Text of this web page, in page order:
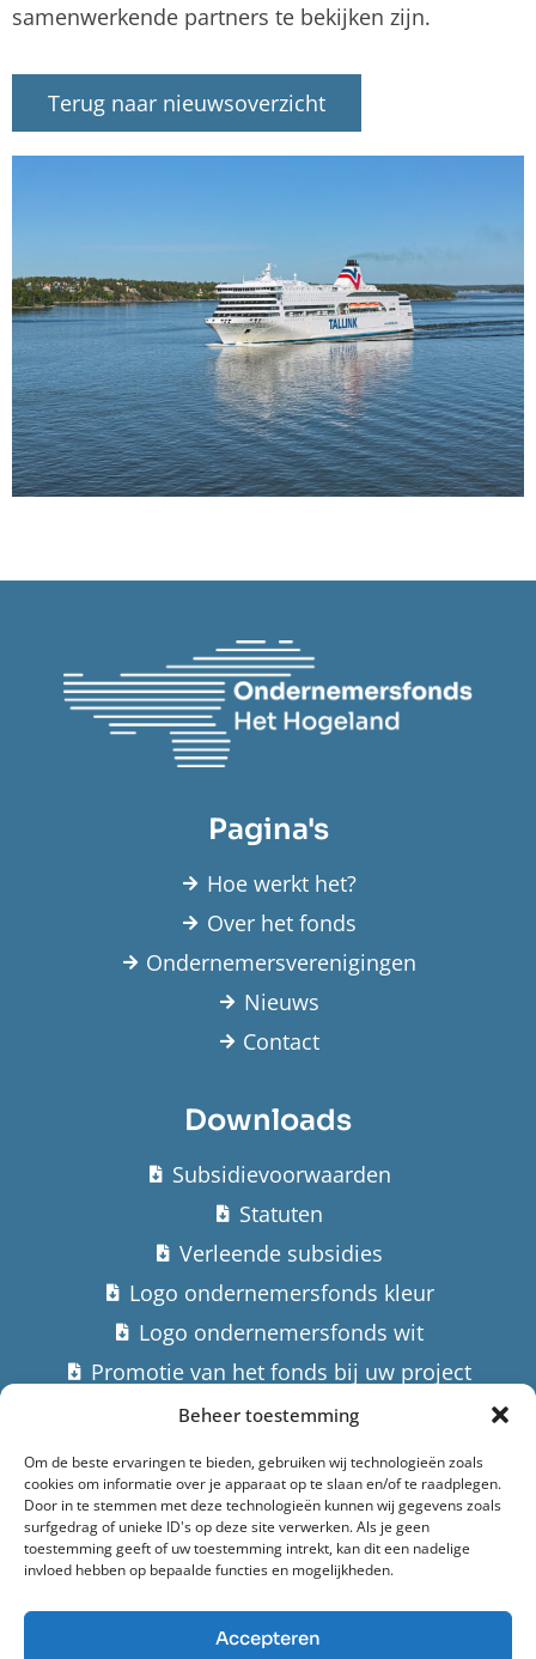
Beheer toestemming
Om de beste ervaringen te bieden, gebruiken wij technologieën zoals
cookies om informatie over je apparaat op te slaan en/of te raadplegen.
Door in te stemmen met deze technologieën kunnen wij gegevens zoals
surfgedrag of unieke ID's op deze site verwerken. Als je geen
toestemming geeft of uw toestemming intrekt, kan dit een nadelige
invloed hebben op bepaalde functies en mogelijkheden.
Accepteren
samenwerkende partners te bekijken zijn.
Terug naar nieuwsoverzicht
Pagina's
Hoe werkt het?
Over het fonds
Ondernemersverenigingen
Nieuws
Contact
Downloads
Subsidievoorwaarden
Statuten
Verleende subsidies
Logo ondernemersfonds kleur
Logo ondernemersfonds wit
Promotie van het fonds bij uw project
Contact
Stuur een email
Hoofdstraat 182,
9982 AK Uithuizermeeden